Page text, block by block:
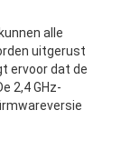
alle
uitgerust
ervoor dat de
2,4 GHz-